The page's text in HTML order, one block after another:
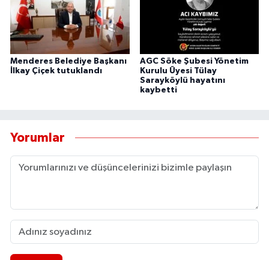
Menderes Belediye Başkanı
İlkay Çiçek tutuklandı
AGC Söke Şubesi Yönetim
Kurulu Üyesi Tülay
Sarayköylü hayatını
kaybetti
Yorumlar